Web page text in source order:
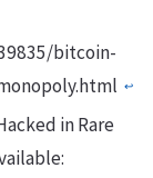
bitcoin-
↩
in Rare